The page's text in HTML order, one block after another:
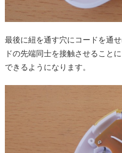
最後に紐を通す穴にコードを通
ドの先端同士を接触させること
できるようになります。